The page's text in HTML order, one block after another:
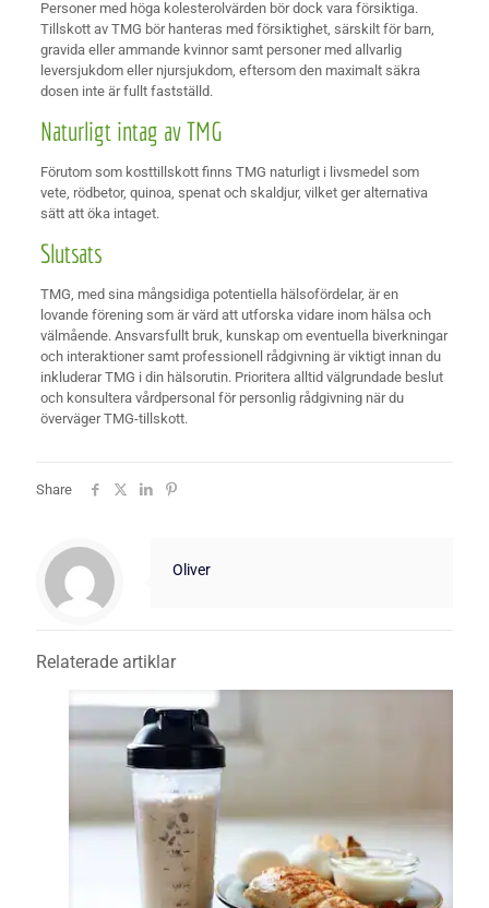
Personer med höga kolesterolvärden bör dock vara försiktiga.
Tillskott av TMG bör hanteras med försiktighet, särskilt för barn,
gravida eller ammande kvinnor samt personer med allvarlig
leversjukdom eller njursjukdom, eftersom den maximalt säkra
dosen inte är fullt fastställd.
Naturligt intag av TMG
Förutom som kosttillskott finns TMG naturligt i livsmedel som
vete, rödbetor, quinoa, spenat och skaldjur, vilket ger alternativa
sätt att öka intaget.
Slutsats
TMG, med sina mångsidiga potentiella hälsofördelar, är en
lovande förening som är värd att utforska vidare inom hälsa och
välmående. Ansvarsfullt bruk, kunskap om eventuella biverkningar
och interaktioner samt professionell rådgivning är viktigt innan du
inkluderar TMG i din hälsorutin. Prioritera alltid välgrundade beslut
och konsultera vårdpersonal för personlig rådgivning när du
överväger TMG-tillskott.
Share
Oliver
Relaterade artiklar